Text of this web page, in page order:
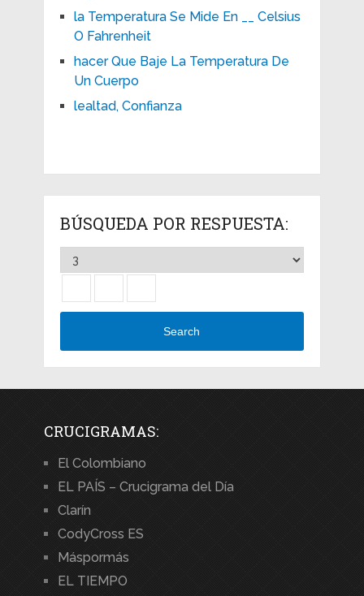
la Temperatura Se Mide En __ Celsius
O Fahrenheit
hacer Que Baje La Temperatura De
Un Cuerpo
lealtad, Confianza
BÚSQUEDA POR RESPUESTA:
Search
CRUCIGRAMAS:
El Colombiano
EL PAÍS – Crucigrama del Día
Clarín
CodyCross ES
Máspormás
EL TIEMPO